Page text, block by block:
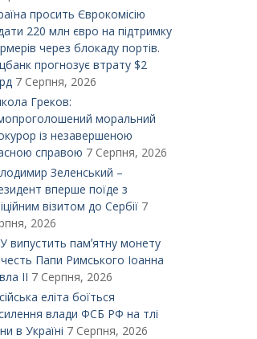
просить Єврокомісію
220 млн євро на підтримку
через блокаду портів.
прогнозує втрату $2
7 Серпня, 2026
Греков:
моральний
із незавершеною
справою 7 Серпня, 2026
Зеленський –
вперше поїде з
візитом до Сербії 7
2026
випустить памʼятну монету
Папи Римського Іоанна
ІІ 7 Серпня, 2026
еліта боїться
влади ФСБ РФ на тлі
в Україні 7 Серпня, 2026